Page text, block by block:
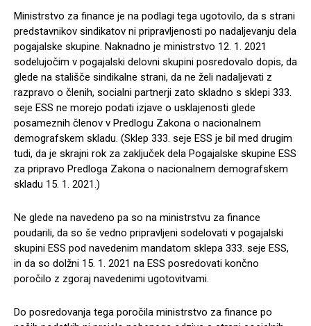
Ministrstvo za finance je na podlagi tega ugotovilo, da s strani
predstavnikov sindikatov ni pripravljenosti po nadaljevanju dela
pogajalske skupine. Naknadno je ministrstvo 12. 1. 2021
sodelujočim v pogajalski delovni skupini posredovalo dopis, da
glede na stališče sindikalne strani, da ne želi nadaljevati z
razpravo o členih, socialni partnerji zato skladno s sklepi 333.
seje ESS ne morejo podati izjave o usklajenosti glede
posameznih členov v Predlogu Zakona o nacionalnem
demografskem skladu. (Sklep 333. seje ESS je bil med drugim
tudi, da je skrajni rok za zaključek dela Pogajalske skupine ESS
za pripravo Predloga Zakona o nacionalnem demografskem
skladu 15. 1. 2021.)
Ne glede na navedeno pa so na ministrstvu za finance
poudarili, da so še vedno pripravljeni sodelovati v pogajalski
skupini ESS pod navedenim mandatom sklepa 333. seje ESS,
in da so dolžni 15. 1. 2021 na ESS posredovati končno
poročilo z zgoraj navedenimi ugotovitvami.
Do posredovanja tega poročila ministrstvo za finance po